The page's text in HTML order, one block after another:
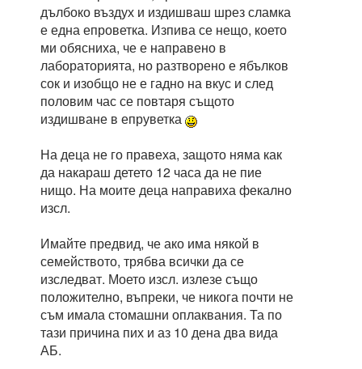
дълбоко въздух и издишваш шрез сламка
е една епроветка. Изпива се нещо, което
ми обясниха, че е направено в
лабораторията, но разтворено е ябълков
сок и изобщо не е гадно на вкус и след
половим час се повтаря същото
издишване в епруветка
На деца не го правеха, защото няма как
да накараш детето 12 часа да не пие
нищо. На моите деца направиха фекално
изсл.
Имайте предвид, че ако има някой в
семейството, трябва всички да се
изследват. Моето изсл. излезе също
положително, въпреки, че никога почти не
съм имала стомашни оплаквания. Та по
тази причина пих и аз 10 дена два вида
АБ.